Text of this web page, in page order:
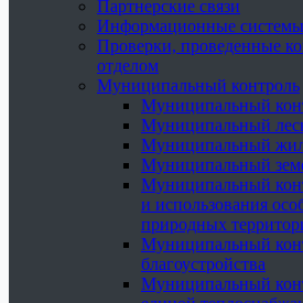
Партнерские связи
Информационные системы
Проверки, проведенные
отделом
Муниципальный контроль
Муниципальный
Муниципальный
Муниципальный
Муниципальный
Муниципальный
и использования
природных
Муниципальный
благоустройства
Муниципальный